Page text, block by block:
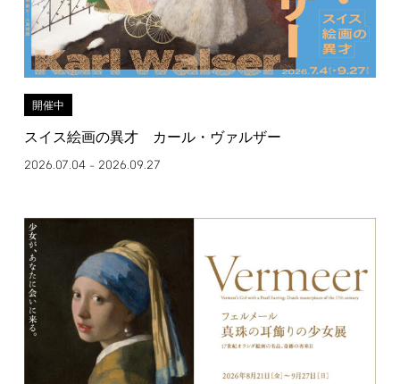
開催中
スイス絵画の異才 カール・ヴァルザー
2026.07.04– 2026.09.27